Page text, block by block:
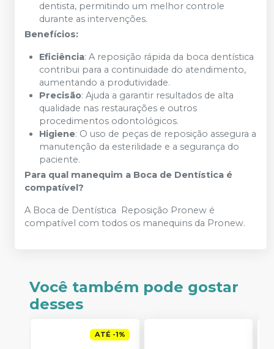
dentista, permitindo um melhor controle
durante as intervenções.
Benefícios:
Eficiência: A reposição rápida da boca dentística
contribui para a continuidade do atendimento,
aumentando a produtividade.
Precisão: Ajuda a garantir resultados de alta
qualidade nas restaurações e outros
procedimentos odontológicos.
Higiene: O uso de peças de reposição assegura a
manutenção da esterilidade e a segurança do
paciente.
Para qual manequim a Boca de Dentística é
compatível?
A Boca de Dentística Reposição Pronew é
compatível com todos os manequins da Pronew.
Você também pode gostar
desses
ATÉ -1%